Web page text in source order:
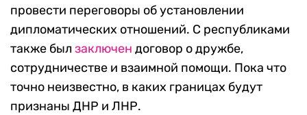
провести переговоры об установлении
дипломатических отношений. С республиками
также был заключен договор о дружбе,
сотрудничестве и взаимной помощи. Пока что
точно неизвестно, в каких границах будут
признаны ДНР и ЛНР.